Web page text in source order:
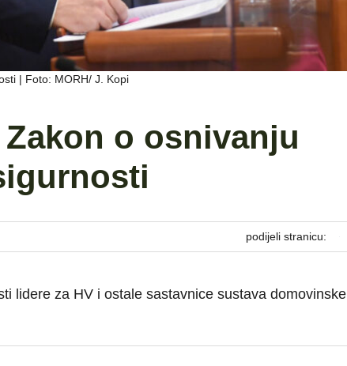
| Foto: MORH/ J. Kopi
o osnivanju
podijeli stranicu:
lidere za HV i ostale sastavnice sustava domovinske